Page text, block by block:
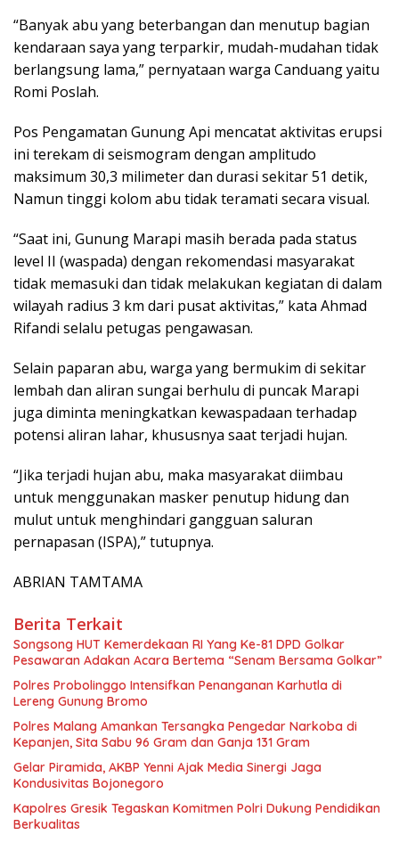
“Banyak abu yang beterbangan dan menutup bagian
kendaraan saya yang terparkir, mudah-mudahan tidak
berlangsung lama,” pernyataan warga Canduang yaitu
Romi Poslah.
Pos Pengamatan Gunung Api mencatat aktivitas erupsi
ini terekam di seismogram dengan amplitudo
maksimum 30,3 milimeter dan durasi sekitar 51 detik,
Namun tinggi kolom abu tidak teramati secara visual.
“Saat ini, Gunung Marapi masih berada pada status
level II (waspada) dengan rekomendasi masyarakat
tidak memasuki dan tidak melakukan kegiatan di dalam
wilayah radius 3 km dari pusat aktivitas,” kata Ahmad
Rifandi selalu petugas pengawasan.
Selain paparan abu, warga yang bermukim di sekitar
lembah dan aliran sungai berhulu di puncak Marapi
juga diminta meningkatkan kewaspadaan terhadap
potensi aliran lahar, khususnya saat terjadi hujan.
“Jika terjadi hujan abu, maka masyarakat diimbau
untuk menggunakan masker penutup hidung dan
mulut untuk menghindari gangguan saluran
pernapasan (ISPA),” tutupnya.
ABRIAN TAMTAMA
Berita Terkait
Songsong HUT Kemerdekaan RI Yang Ke-81 DPD Golkar
Pesawaran Adakan Acara Bertema “Senam Bersama Golkar”
Polres Probolinggo Intensifkan Penanganan Karhutla di
Lereng Gunung Bromo
Polres Malang Amankan Tersangka Pengedar Narkoba di
Kepanjen, Sita Sabu 96 Gram dan Ganja 131 Gram
Gelar Piramida, AKBP Yenni Ajak Media Sinergi Jaga
Kondusivitas Bojonegoro
Kapolres Gresik Tegaskan Komitmen Polri Dukung Pendidikan
Berkualitas